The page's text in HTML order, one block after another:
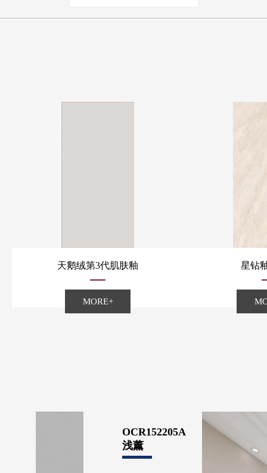
天鹅绒第3代肌肤釉
MORE+
星钻
OCR152205A
浅薰